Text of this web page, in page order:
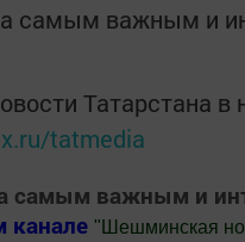
самым важным и
Татарстана
tatmedia
самым важным и
канале " Шешминская